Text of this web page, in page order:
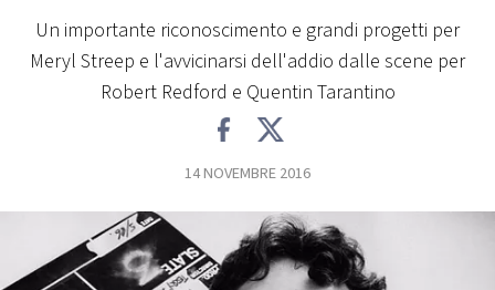
PLAYLIST
CONCORSI
Un importante riconoscimento e grandi progetti per
Meryl Streep e l'avvicinarsi dell'addio dalle scene per
Robert Redford e Quentin Tarantino
14 NOVEMBRE 2016